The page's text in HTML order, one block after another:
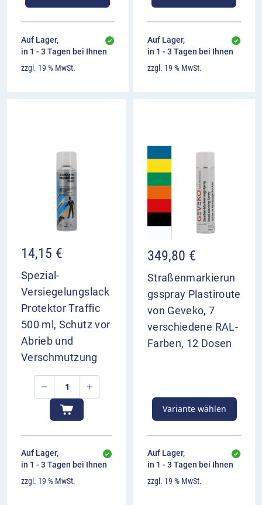
Auf Lager,
in 1 - 3 Tagen bei Ihnen
zzgl. 19 % MwSt.
Auf Lager,
in 1 - 3 Tagen bei Ihnen
zzgl. 19 % MwSt.
14,15 €
Spezial-
Versiegelungslack
Protektor Traffic
500 ml, Schutz vor
Abrieb und
Verschmutzung
Auf Lager,
in 1 - 3 Tagen bei Ihnen
zzgl. 19 % MwSt.
349,80 €
Straßenmarkierun
gsspray Plastiroute
von Geveko, 7
verschiedene RAL-
Farben, 12 Dosen
Variante wählen
Auf Lager,
in 1 - 3 Tagen bei Ihnen
zzgl. 19 % MwSt.